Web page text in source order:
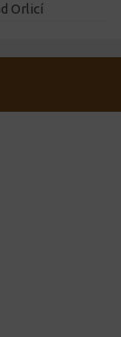
Orlicí